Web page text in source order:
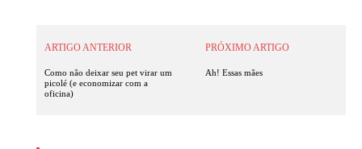
ARTIGO ANTERIOR
Como não deixar seu pet virar um
picolé (e economizar com a
oficina)
PRÓXIMO ARTIGO
Ah! Essas mães